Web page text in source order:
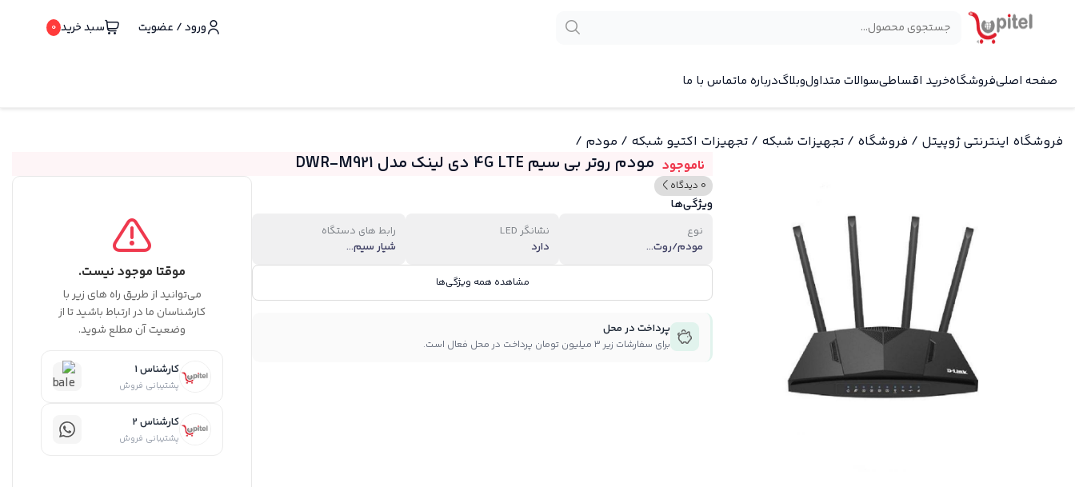
ورود / عضویت سبد خرید 0
صفحه اصلیفروشگاهخرید اقساطیسوالات متداولوبلاگدرباره ماتماس با ما
فروشگاه اینترنتی ژوپیتل / فروشگاه / تجهیزات شبکه / تجهیزات اکتیو شبکه / مودم /
ناموجود مودم روتر بی سیم 4G LTE دی لینک مدل DWR-M921
0 دیدگاه
ویژگی‌ها
نوع
مودم/روت...
نشانگر LED
دارد
رابط های دستگاه
شیار سیم...
مشاهده همه ویژگی‌ها
پرداخت در محل
برای سفارشات زیر ۳ میلیون تومان پرداخت در محل فعال است.
موقتا موجود نیست.
می‌توانید از طریق راه های زیر با
کارشناسان ما در ارتباط باشید تا از
وضعیت آن مطلع شوید.
کارشناس 1
پشتیبانی فروش
کارشناس 2
پشتیبانی فروش